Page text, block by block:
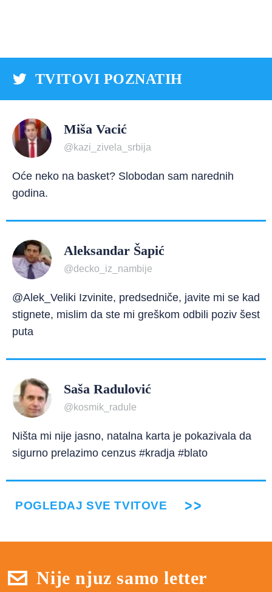
TVITOVI POZNATIH
Miša Vacić
@kazi_zivela_srbija
Oće neko na basket? Slobodan sam narednih
godina.
Aleksandar Šapić
@decko_iz_nambije
@Alek_Veliki Izvinite, predsedniče, javite mi se kad
stignete, mislim da ste mi greškom odbili poziv šest
puta
Saša Radulović
@kosmik_radule
Ništa mi nije jasno, natalna karta je pokazivala da
sigurno prelazimo cenzus #kradja #blato
POGLEDAJ SVE TVITOVE
Nije njuz samo letter